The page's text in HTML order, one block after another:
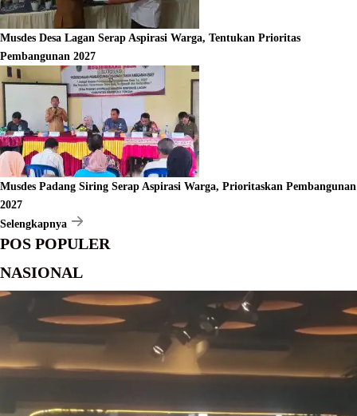
Musdes Desa Lagan Serap Aspirasi Warga, Tentukan Prioritas
Pembangunan 2027
Musdes Padang Siring Serap Aspirasi Warga, Prioritaskan Pembangunan
2027
Selengkapnya
POS POPULER
NASIONAL